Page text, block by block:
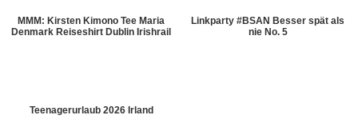
MMM: Kirsten Kimono Tee Maria
Denmark Reiseshirt Dublin Irishrail
Linkparty #BSAN Besser spät als
nie No. 5
Teenagerurlaub 2026 Irland